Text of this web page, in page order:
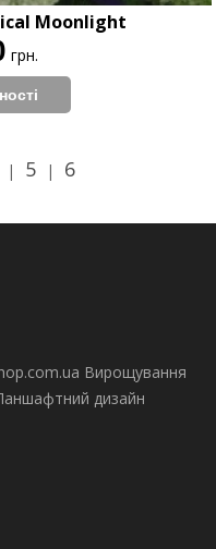
Moonlight
грн.
| 5 | 6
Вирощування
дизайн